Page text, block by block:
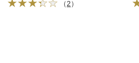
（2）